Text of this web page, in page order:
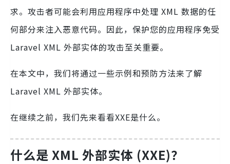
求。攻击者可能会利用应用程序中处理 XML 数据的任
何部分来注入恶意代码。因此，保护​​您的应用程序免受
Laravel XML 外部实体的攻击至关重要。
在本文中，我们将通过一些示例和预防方法来了解
Laravel XML 外部实体。
在继续之前，我们先来看看XXE是什么。
什么是 XML 外部实体 (XXE)？